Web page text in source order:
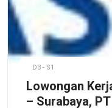
D3 - S1
Lowongan
– Surabaya,